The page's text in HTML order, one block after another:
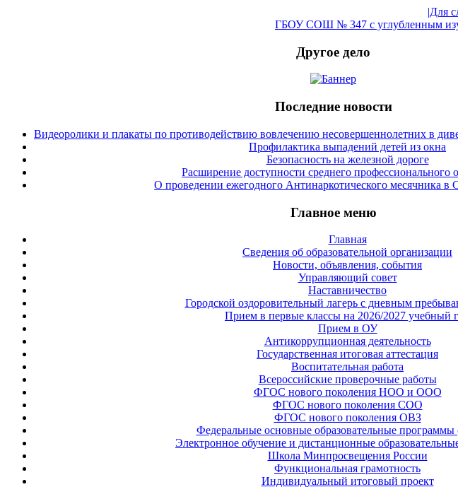
|Для
ГБОУ СОШ № 347 с углубленным
Другое дело
Последние новости
Видеоролики и плакаты по противодействию вовлечению несовершеннолетних в
Профилактика выпадений детей из окна
Безопасность на железной дороге
Расширение доступности среднего профессионального
О проведении ежегодного Антинаркотического месячника в
Главное меню
Главная
Сведения об образовательной организации
Новости, объявления, события
Управляющий совет
Наставничество
Городской оздоровительный лагерь с дневным
Прием в первые классы на 2026/2027 учебный
Прием в ОУ
Антикоррупционная деятельность
Государственная итоговая аттестация
Воспитательная работа
Всероссийские проверочные работы
ФГОС нового поколения НОО и ООО
ФГОС нового поколения СОО
ФГОС нового поколения ОВЗ
Федеральные основные образовательные
Электронное обучение и дистанционные
Школа Минпросвещения России
Функциональная грамотность
Индивидуальный итоговый проект